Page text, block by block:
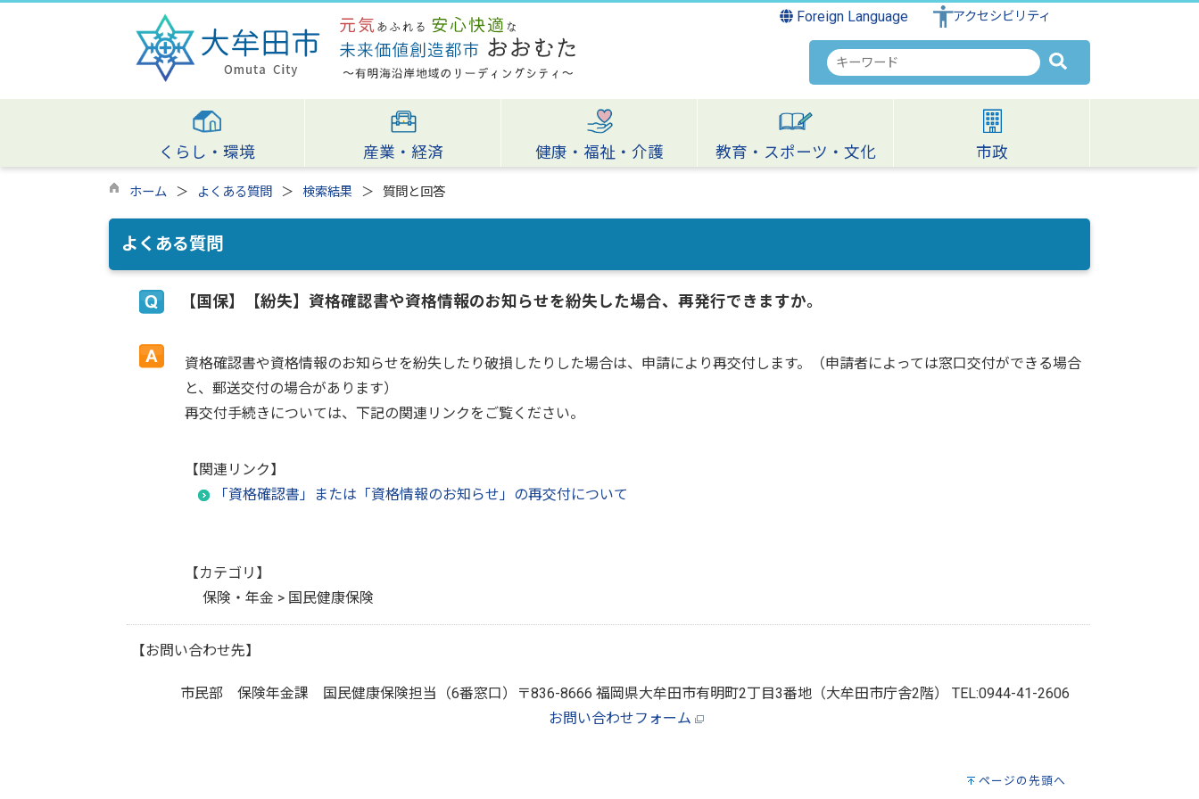
Foreign Language アクセシビリティ
検
索
キ
ワ
ー
くらし・環境 産業・経済 健康・福祉・介護 教育・スポーツ・文化 市政
ホーム よくある質問 検索結果 質問と回答
よくある質問
【国保】【紛失】資格確認書や資格情報のお知らせを紛失した場合、再発行できますか。
資格確認書や資格情報のお知らせを紛失したり破損したりした場合は、申請により再交付します。（申請者によっては窓口交付ができる場合
と、郵送交付の場合があります）
再交付手続きについては、下記の関連リンクをご覧ください。
【関連リンク】
「資格確認書」または「資格情報のお知らせ」の再交付について
【カテゴリ】
保険・年金 > 国民健康保険
【お問い合わせ先】
市民部 保険年金課 国民健康保険担当（6番窓口） 〒836-8666 福岡県大牟田市有明町2丁目3番地（大牟田市庁舎2階） TEL:0944-41-2606
お問い合わせフォーム
ページの先頭へ